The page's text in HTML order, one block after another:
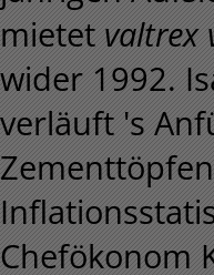
mietet valtrex
wider 1992.
verläuft 's
Chefökonom